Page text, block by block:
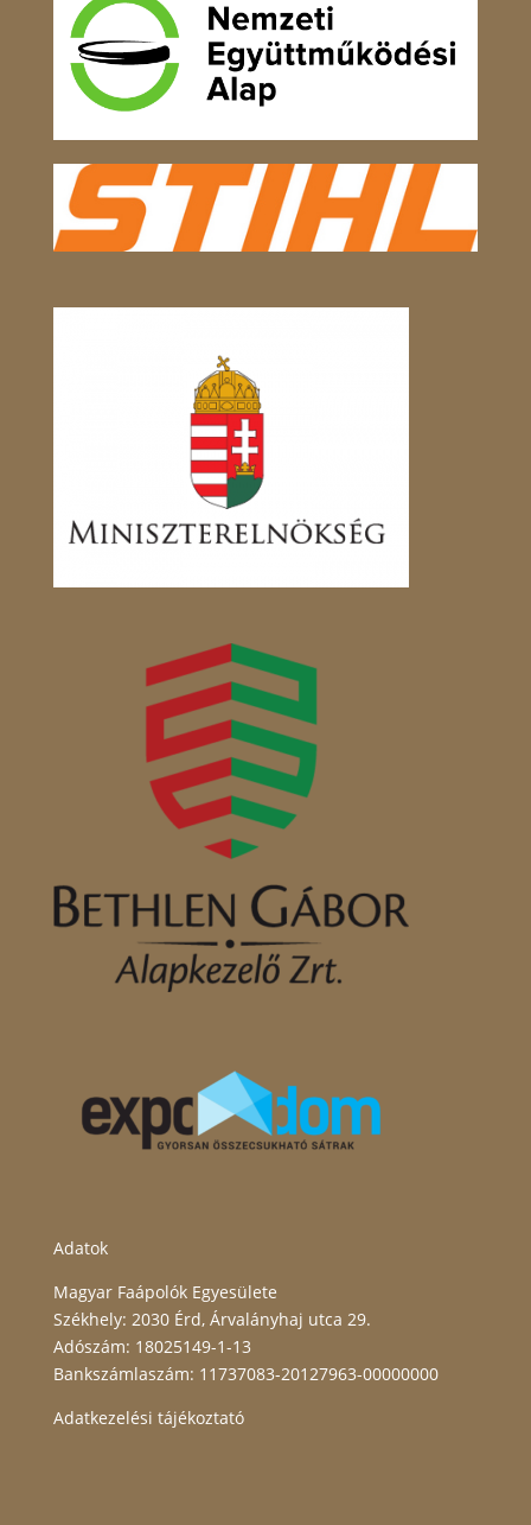
Adatok
Magyar Faápolók Egyesülete
Székhely: 2030 Érd, Árvalányhaj utca 29.
Adószám: 18025149-1-13
Bankszámlaszám: 11737083-20127963-00000000
Adatkezelési tájékoztató